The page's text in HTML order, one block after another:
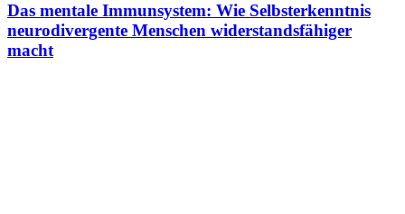
Das mentale Immunsystem: Wie Selbsterkenntnis
neurodivergente Menschen widerstandsfähiger
macht